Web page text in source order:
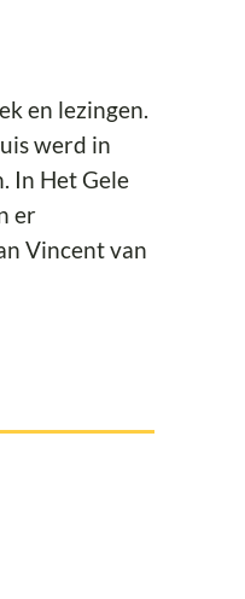
en lezingen.
werd in
In Het Gele
er
Vincent van